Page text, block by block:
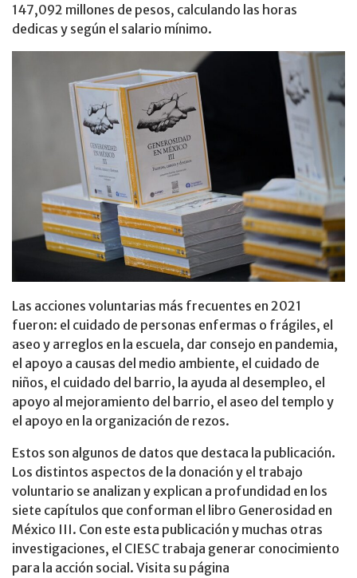
147,092 millones de pesos, calculando las horas
dedicas y según el salario mínimo.
Las acciones voluntarias más frecuentes en 2021
fueron: el cuidado de personas enfermas o frágiles, el
aseo y arreglos en la escuela, dar consejo en pandemia,
el apoyo a causas del medio ambiente, el cuidado de
niños, el cuidado del barrio, la ayuda al desempleo, el
apoyo al mejoramiento del barrio, el aseo del templo y
el apoyo en la organización de rezos.
Estos son algunos de datos que destaca la publicación.
Los distintos aspectos de la donación y el trabajo
voluntario se analizan y explican a profundidad en los
siete capítulos que conforman el libro Generosidad en
México III. Con este esta publicación y muchas otras
investigaciones, el CIESC trabaja generar conocimiento
para la acción social. Visita su página